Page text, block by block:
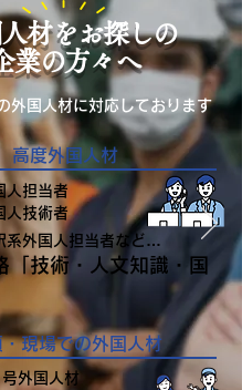
材をお探しの
業の方々へ
外国人材に対応しております
高度外国人材
人技術者
人担当者
系外国人担当者など…
「技術・人文知識・国
・現場での外国人材
号外国人材